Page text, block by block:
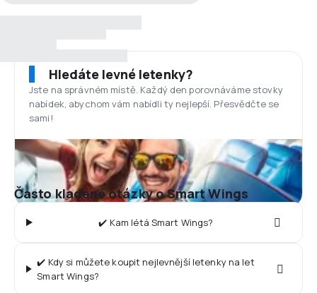
Hledáte levné letenky?
Jste na správném místě. Každý den porovnáváme stovky
nabídek, abychom vám nabídli ty nejlepší. Přesvědčte se
sami!
Často kladené otázky o Smart Wings
✔️ Kam létá Smart Wings?
✔️ Kdy si můžete koupit nejlevnější letenky na let
Smart Wings?